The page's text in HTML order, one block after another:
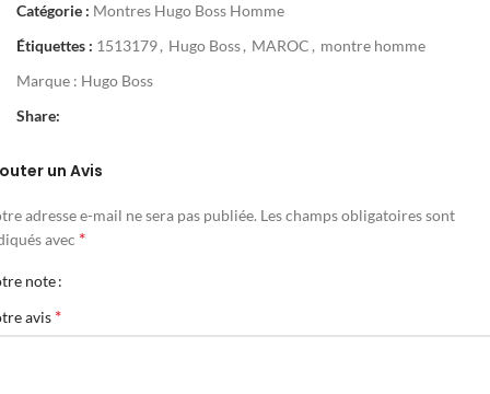
Catégorie : Montres Hugo Boss Homme
Étiquettes : 1513179, Hugo Boss, MAROC , montre homme
Marque : Hugo Boss
Share:
un Avis
adresse e-mail ne sera pas publiée. Les champs obligatoires sont
avec *
note
avis *